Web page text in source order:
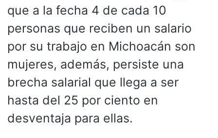
que a la fecha 4 de cada 10
personas que reciben un salario
por su trabajo en Michoacán son
mujeres, además, persiste una
brecha salarial que llega a ser
hasta del 25 por ciento en
desventaja para ellas.